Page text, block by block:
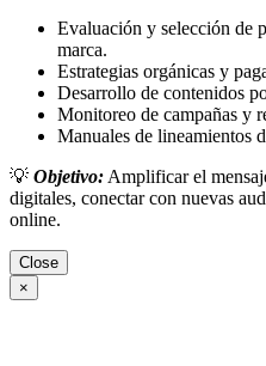
Evaluación y selección de
marca.
Estrategias orgánicas y
Desarrollo de contenidos
Monitoreo de campañas y
Manuales de lineamientos
💡 Objetivo: Amplificar el
digitales, conectar con nuevas
online.
Close
×